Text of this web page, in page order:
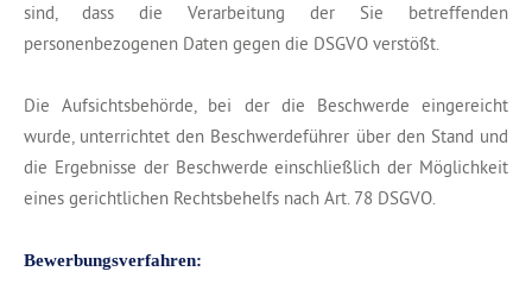
sind, dass die Verarbeitung der Sie betreffenden
personenbezogenen Daten gegen die DSGVO verstößt.
Die Aufsichtsbehörde, bei der die Beschwerde eingereicht
wurde, unterrichtet den Beschwerdeführer über den Stand und
die Ergebnisse der Beschwerde einschließlich der Möglichkeit
eines gerichtlichen Rechtsbehelfs nach Art. 78 DSGVO.
Bewerbungsverfahren: